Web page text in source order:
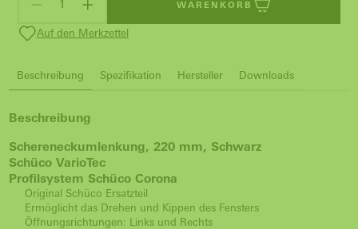
WARENKORB
Auf den Merkzettel
Beschreibung Spezifikation Hersteller Downloads
Beschreibung
Schereneckumlenkung, 220 mm, Schwarz
Schüco VarioTec
Profilsystem Schüco Corona
Original Schüco Ersatzteil
Ermöglicht das Drehen und Kippen des Fensters
Öffnungsrichtungen: Links und Rechts